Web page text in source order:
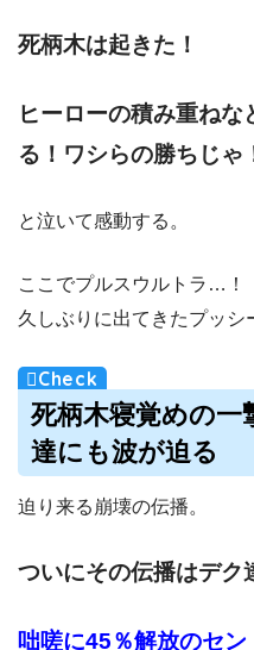
死柄木は起きた！
ヒーローの積み重ね
る！ワシらの勝ちじゃ
と泣いて感動する。
ここでプルスウルトラ…！
久しぶりに出てきたプッシ
死柄木寝覚めの一
達にも波が迫る
迫り来る崩壊の伝播。
ついにその伝播はデク
咄嗟に45％解放のセ